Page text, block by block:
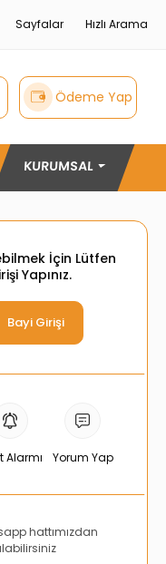
Sayfalar Hızlı Arama
Ödeme Yap
KURUMSAL
İçin Lütfen
Yapınız.
Bayi Girişi
Alarmı Yorum Yap
hattımızdan